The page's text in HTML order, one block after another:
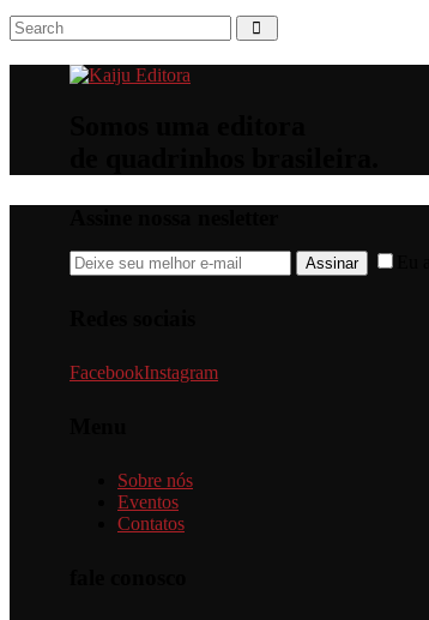
Assinar
FacebookInstagram
Sobre nós
Eventos
Contatos